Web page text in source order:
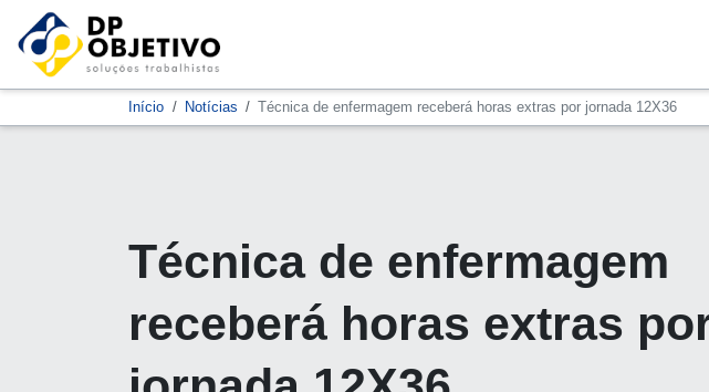
Início Notícias Técnica de enfermagem receberá horas extras por jornada 12X36
Técnica de enfermagem
receberá horas extras